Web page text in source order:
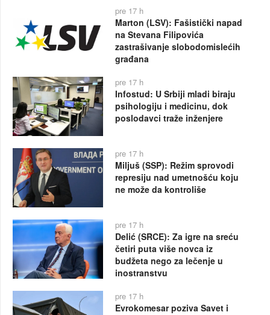
pre 17 h
Marton (LSV): Fašistički napad
na Stevana Filipovića
zastrašivanje slobodomislećih
građana
pre 17 h
Infostud: U Srbiji mladi biraju
psihologiju i medicinu, dok
poslodavci traže inženjere
pre 17 h
Miljuš (SSP): Režim sprovodi
represiju nad umetnošću koju
ne može da kontroliše
pre 17 h
Delić (SRCE): Za igre na sreću
četiri puta više novca iz
budžeta nego za lečenje u
inostranstvu
pre 17 h
Evrokomesar poziva Savet i